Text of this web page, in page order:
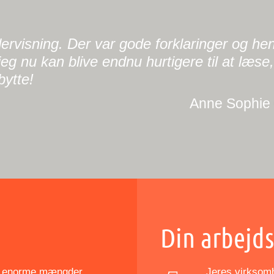
Der var gode forklaringer og
nu kan blive endnu hurtigere til at
Anne
Din